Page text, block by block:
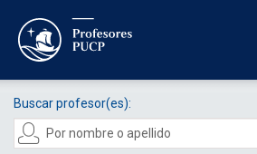
Buscar profesor(es):